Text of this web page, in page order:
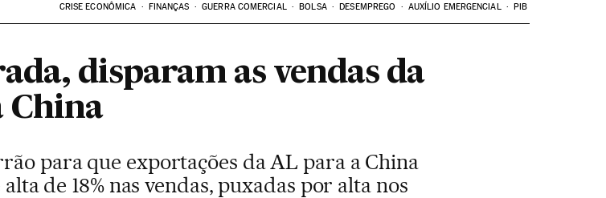
CRISE ECONÔMICA FINANÇAS GUERRA COMERCIAL BOLSA DESEMPREGO AUXÍLIO EMERGENCIAL PIB
disparam as vendas da
China
para que exportações da AL para a China
de 18% nas vendas, puxadas por alta nos